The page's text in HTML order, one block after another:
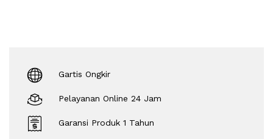
Gartis Ongkir
Pelayanan Online 24 Jam
Garansi Produk 1 Tahun